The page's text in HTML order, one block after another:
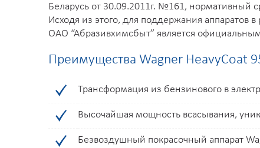
Беларусь от 30.09.2011г. №161, нормативный
Исходя из этого, для поддержания аппаратов
ОАО “Абразивхимсбыт” является
Преимущества Wagner HeavyCoat
Трансформация из бензинового в
Высочайшая мощность всасывания,
Безвоздушный покрасочный аппарат